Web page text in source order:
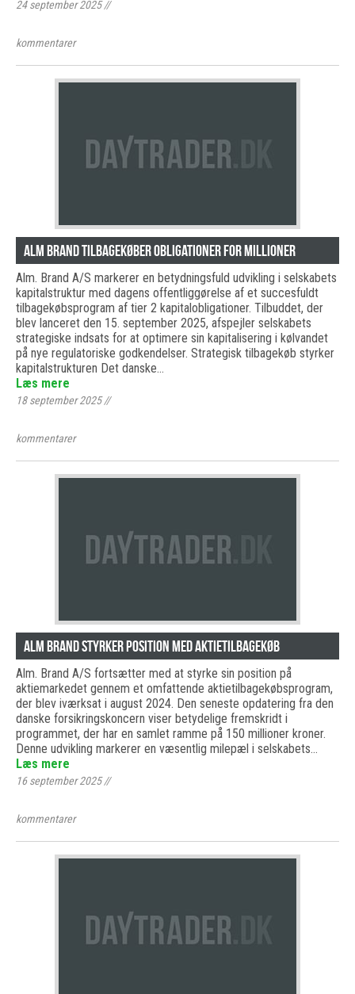
24 september 2025//
kommentarer
Alm Brand tilbagekøber obligationer for millioner
Alm. Brand A/S markerer en betydningsfuld udvikling i selskabets
kapitalstruktur med dagens offentliggørelse af et succesfuldt
tilbagekøbsprogram af tier 2 kapitalobligationer. Tilbuddet, der
blev lanceret den 15. september 2025, afspejler selskabets
strategiske indsats for at optimere sin kapitalisering i kølvandet
på nye regulatoriske godkendelser. Strategisk tilbagekøb styrker
kapitalstrukturen Det danske…
Læs mere
18 september 2025//
kommentarer
Alm Brand styrker position med aktietilbagekøb
Alm. Brand A/S fortsætter med at styrke sin position på
aktiemarkedet gennem et omfattende aktietilbagekøbsprogram,
der blev iværksat i august 2024. Den seneste opdatering fra den
danske forsikringskoncern viser betydelige fremskridt i
programmet, der har en samlet ramme på 150 millioner kroner.
Denne udvikling markerer en væsentlig milepæl i selskabets…
Læs mere
16 september 2025//
kommentarer